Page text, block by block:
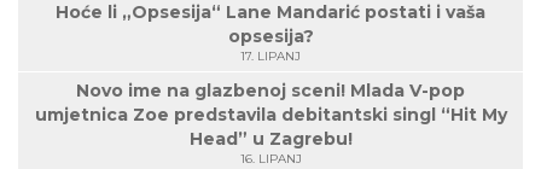
Hoće li „Opsesija“ Lane Mandarić postati i vaša
opsesija?
17. LIPANJ
Novo ime na glazbenoj sceni! Mlada V-pop
umjetnica Zoe predstavila debitantski singl “Hit My
Head” u Zagrebu!
16. LIPANJ